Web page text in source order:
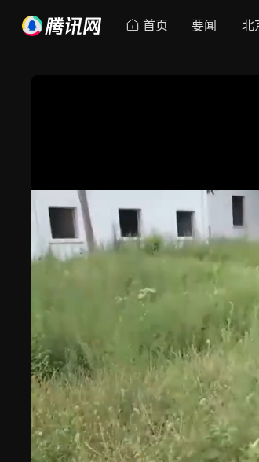
首页 要闻 北